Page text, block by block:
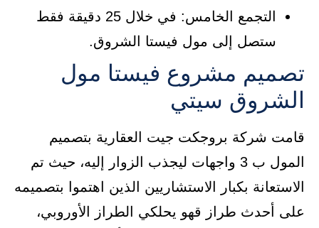
التجمع الخامس: في خلال 25 دقيقة فقط
ستصل إلى مول فيستا الشروق.
تصميم مشروع فيستا مول
الشروق سيتي
قامت شركة بروجكت جيت العقارية بتصميم
المول ب 3 واجهات ليجذب الزوار إليه، حيث تم
الاستعانة بكبار الاستشاريين الذين اهتموا بتصميمه
على أحدث طراز قهو يحلكي الطراز الأوروبي،